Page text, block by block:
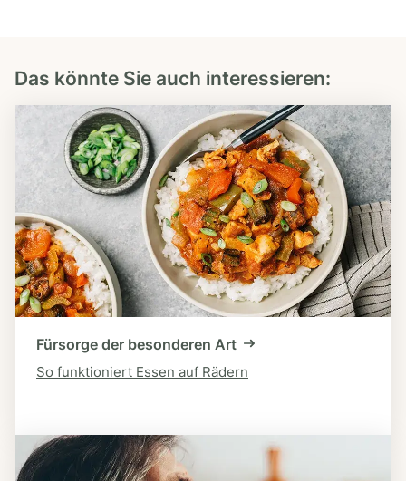
Das könnte Sie auch interessieren:
Fürsorge der besonderen Art
So funktioniert Essen auf Rädern